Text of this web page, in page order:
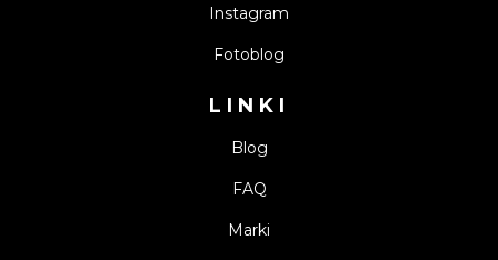
Instagram
Fotoblog
LINKI
Blog
FAQ
Marki